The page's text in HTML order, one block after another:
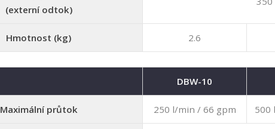
(externí odtok)
Hmotnost (kg) 2.6
DBW-10
Maximální průtok 250 l/min / 66 gpm 500